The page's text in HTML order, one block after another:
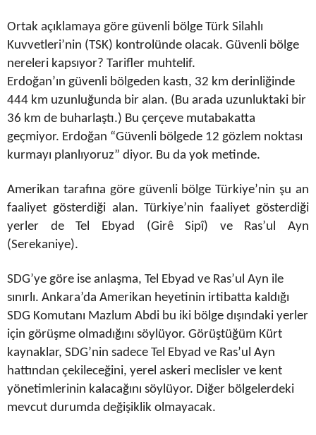
Ortak açıklamaya göre güvenli bölge Türk Silahlı
Kuvvetleri’nin (TSK) kontrolünde olacak. Güvenli bölge
nereleri kapsıyor? Tarifler muhtelif.
Erdoğan’ın güvenli bölgeden kastı, 32 km derinliğinde
444 km uzunluğunda bir alan. (Bu arada uzunluktaki bir
36 km de buharlaştı.) Bu çerçeve mutabakatta
geçmiyor. Erdoğan “Güvenli bölgede 12 gözlem noktası
kurmayı planlıyoruz” diyor. Bu da yok metinde.
Amerikan tarafına göre güvenli bölge Türkiye’nin şu an
faaliyet gösterdiği alan. Türkiye’nin faaliyet gösterdiği
yerler de Tel Ebyad (Girê Sipî) ve Ras’ul Ayn
(Serekaniye).
SDG’ye göre ise anlaşma, Tel Ebyad ve Ras’ul Ayn ile
sınırlı. Ankara’da Amerikan heyetinin irtibatta kaldığı
SDG Komutanı Mazlum Abdi bu iki bölge dışındaki yerler
için görüşme olmadığını söylüyor. Görüştüğüm Kürt
kaynaklar, SDG’nin sadece Tel Ebyad ve Ras’ul Ayn
hattından çekileceğini, yerel askeri meclisler ve kent
yönetimlerinin kalacağını söylüyor. Diğer bölgelerdeki
mevcut durumda değişiklik olmayacak.